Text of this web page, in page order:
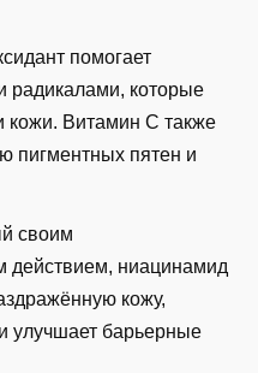
помогает
радикалами, которые
кожи. Витамин C также
пигментных пятен и
своим
действием, ниацинамид
кожу,
улучшает барьерные